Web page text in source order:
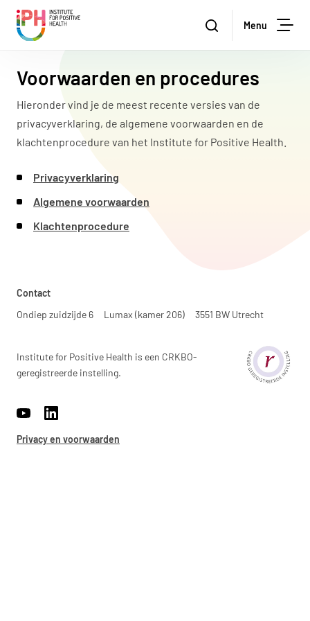
Institute for Positive Health Zoeken
Menu
Voorwaarden en procedures
Hieronder vind je de meest recente versies van de
privacyverklaring, de algemene voorwaarden en de
klachtenprocedure van het Institute for Positive Health.
Privacyverklaring
Algemene voorwaarden
Klachtenprocedure
Contact
Ondiep zuidzijde 6
Lumax (kamer 206) 3551 BW Utrecht
Institute for Positive Health is een CRKBO-
geregistreerde instelling.
Privacy en voorwaarden
https://www.youtube.com/channel/